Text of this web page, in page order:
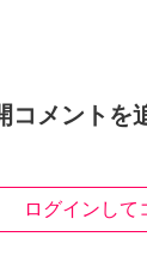
コメントを
ログインして